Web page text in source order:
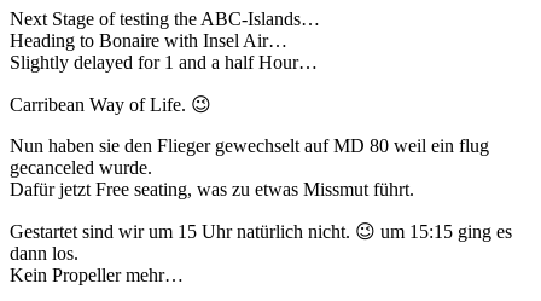
Next Stage of testing the ABC-Islands…
Heading to Bonaire with Insel Air…
Slightly delayed for 1 and a half Hour…
Carribean Way of Life. 😉
Nun haben sie den Flieger gewechselt auf MD 80 weil ein flug
gecanceled wurde.
Dafür jetzt Free seating, was zu etwas Missmut führt.
Gestartet sind wir um 15 Uhr natürlich nicht. 😉 um 15:15 ging es
dann los.
Kein Propeller mehr…